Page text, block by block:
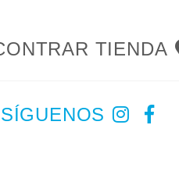
TIENDA
SÍGUENOS